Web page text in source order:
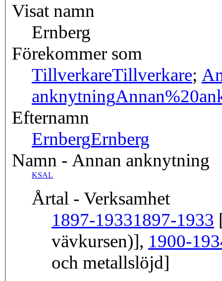
Visat namn
Ernberg
Förekommer som
TillverkareTillverkare;
anknytning
Efternamn
ErnbergErnberg
Namn - Annan anknytning
KSAL
Årtal - Verksamhet
1897-19331897-1933
vävkursen)], 1900-
och metallslöjd]